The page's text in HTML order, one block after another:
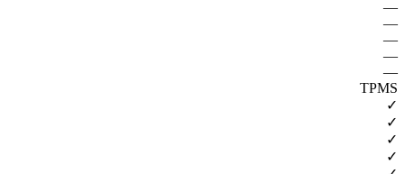
—
—
—
—
—
TPMS
✓
✓
✓
✓